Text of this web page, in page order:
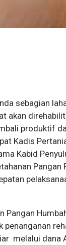
sebagian
akan
produktif
Kadis
Kabid
Pangan
melalui dana